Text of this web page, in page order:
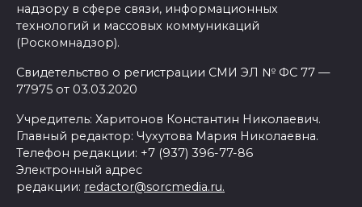
надзору в сфере связи, информационных
технологий и массовых коммуникаций
(Роскомнадзор).
Свидетельство о регистрации СМИ ЭЛ № ФС 77 —
77975 от 03.03.2020
Учредитель: Харитонов Константин Николаевич.
Главный редактор: Чухутова Мария Николаевна.
Телефон редакции: +7 (937) 396-77-86
Электронный адрес
редакции: redactor@sorcmedia.ru.